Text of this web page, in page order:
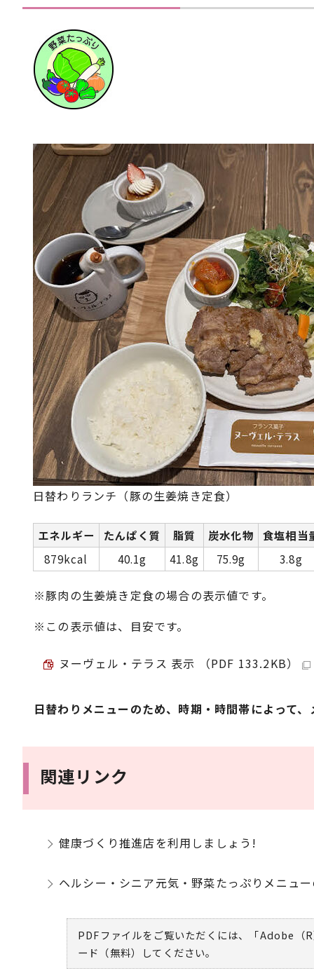
日替わりランチ（豚の生姜焼き定食）
エネルギー たんぱく質 脂質 炭水化物
食塩相当
879kcal
40.1g 41.8g 75.9g 3.8g
※豚肉の生姜焼き定食の場合の表示値です。
※この表示値は、目安です。
ヌーヴェル・テラス 表示 （PDF 133.2KB）
日替わりメニューのため、時期・時間帯によって
関連リンク
健康づくり推進店を利用しましょう!
ヘルシー・シニア元気・野菜たっぷりメニュ
PDFファイルをご覧いただくには、「Adobe（
ード（無料）してください。